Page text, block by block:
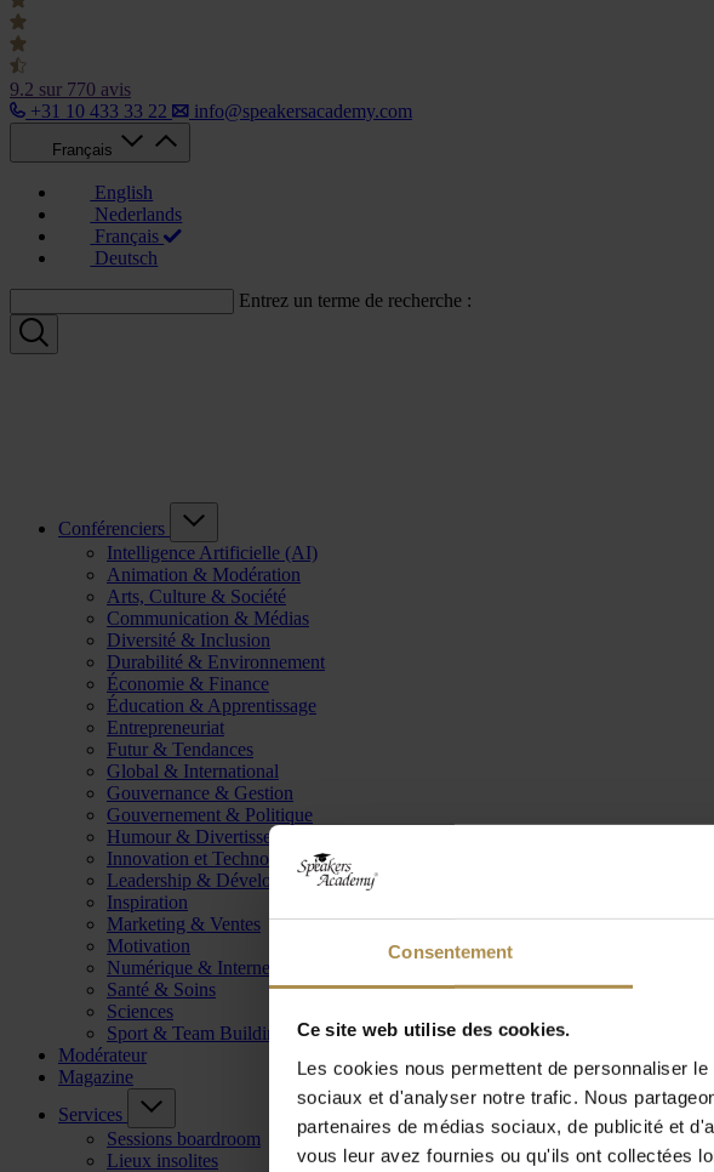
Consentement
Ce site web utilise des cookies.
Les cookies nous permettent de personnaliser
sociaux et d'analyser notre trafic. Nous
partenaires de médias sociaux, de publicité et
vous leur avez fournies ou qu'ils ont collectées
9.2 sur 770 avis
+31 10 433 33 22
info@speakersacademy.com
Français
English
Nederlands
Français
Deutsch
Entrez un terme de recherche :
Conférenciers
Intelligence Artificielle (AI)
Animation & Modération
Arts, Culture & Société
Communication & Médias
Diversité & Inclusion
Durabilité & Environnement
Économie & Finance
Éducation & Apprentissage
Entrepreneuriat
Futur & Tendances
Global & International
Gouvernance & Gestion
Gouvernement & Politique
Humour & Divertissement
Innovation et Technologie
Leadership & Développement
Inspiration
Marketing & Ventes
Motivation
Numérique & Internet
Santé & Soins
Sciences
Sport & Team Building
Modérateur
Magazine
Services
Sessions boardroom
Lieux insolites